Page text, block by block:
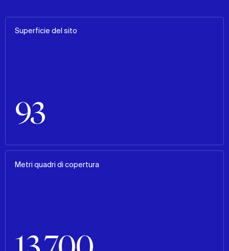
Superficie del sito
93
Metri quadri di copertura